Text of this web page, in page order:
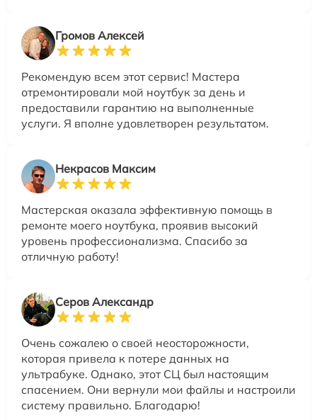
Громов Алексей
Рекомендую всем этот сервис! Мастера
отремонтировали мой ноутбук за день и
предоставили гарантию на выполненные
услуги. Я вполне удовлетворен результатом.
Некрасов Максим
Мастерская оказала эффективную помощь в
ремонте моего ноутбука, проявив высокий
уровень профессионализма. Спасибо за
отличную работу!
Серов Александр
Очень сожалею о своей неосторожности,
которая привела к потере данных на
ультрабуке. Однако, этот СЦ был настоящим
спасением. Они вернули мои файлы и настроили
систему правильно. Благодарю!